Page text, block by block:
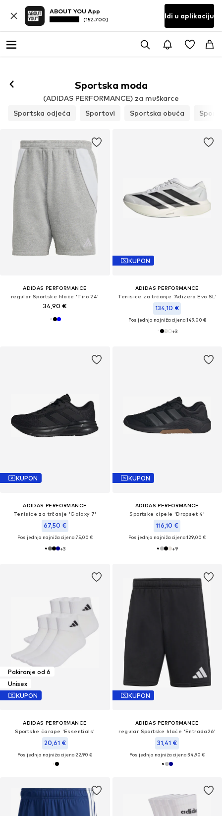
ABOUT YOU App
(152.700) Idi u aplikaciju
Sportska moda
(ADIDAS PERFORMANCE) za muškarce
Sportska odjeća
Sportovi Sportska obuća
ADIDAS PERFORMANCE
regular Sportske hlače 'Tiro 24'
34,90 €
KUPON
ADIDAS PERFORMANCE
Tenisice za trčanje 'Adizero Evo SL'
134,10 €
Posljednja najniža cijena:149,00 €
+3
KUPON
ADIDAS PERFORMANCE
Tenisice za trčanje 'Galaxy 7'
67,50 €
Posljednja najniža cijena:75,00 €
+3
KUPON
ADIDAS PERFORMANCE
Sportske cipele 'Dropset 4'
116,10 €
Posljednja najniža cijena:129,00 €
+9
Pakiranje od 6
Unisex
KUPON
ADIDAS PERFORMANCE
Sportske čarape 'Essentials'
20,61 €
Posljednja najniža cijena:22,90 €
KUPON
ADIDAS PERFORMANCE
regular Sportske hlače 'Entrada26'
31,41 €
Posljednja najniža cijena:34,90 €